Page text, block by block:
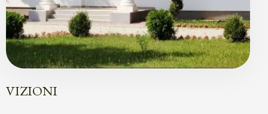
VIZIONI